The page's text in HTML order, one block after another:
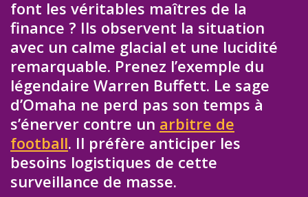
font les véritables maîtres de la
finance ? Ils observent la situation
avec un calme glacial et une lucidité
remarquable. Prenez l’exemple du
légendaire Warren Buffett. Le sage
d’Omaha ne perd pas son temps à
s’énerver contre un arbitre de
football. Il préfère anticiper les
besoins logistiques de cette
surveillance de masse.